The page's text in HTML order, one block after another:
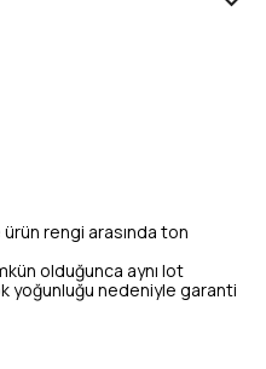
rengi arasında ton
olduğunca aynı lot
yoğunluğu nedeniyle garanti